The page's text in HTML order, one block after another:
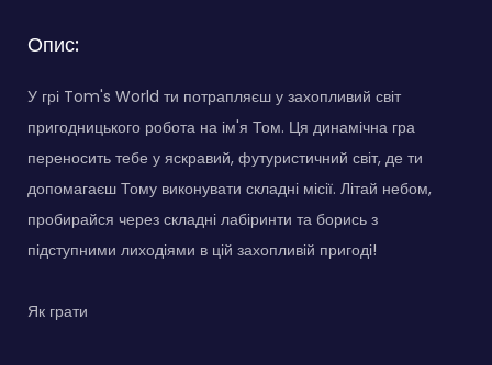
Опис:
У грі Tom's World ти потрапляєш у захопливий світ
пригодницького робота на ім'я Том. Ця динамічна гра
переносить тебе у яскравий, футуристичний світ, де ти
допомагаєш Тому виконувати складні місії. Літай небом,
пробирайся через складні лабіринти та борись з
підступними лиходіями в цій захопливій пригоді!
Як грати